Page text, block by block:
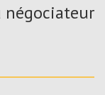
négociateur